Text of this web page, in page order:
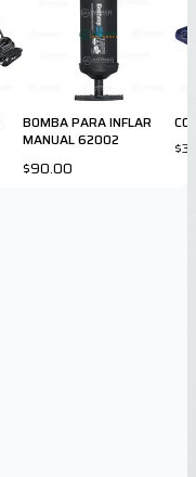
BOMBA PARA INFLAR
MANUAL 62002
$90.00